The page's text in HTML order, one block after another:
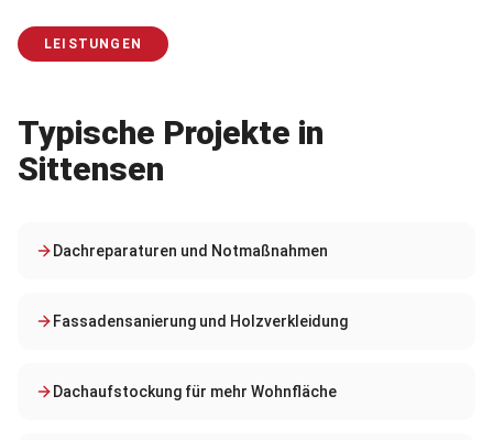
LEISTUNGEN
Typische Projekte in
Sittensen
Dachreparaturen und Notmaßnahmen
Fassadensanierung und Holzverkleidung
Dachaufstockung für mehr Wohnfläche